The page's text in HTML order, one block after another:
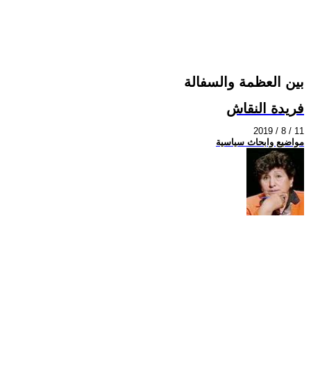
بين العظمة والسفالة
فريدة النقاش
2019 / 8 / 11
مواضيع وابحاث سياسية